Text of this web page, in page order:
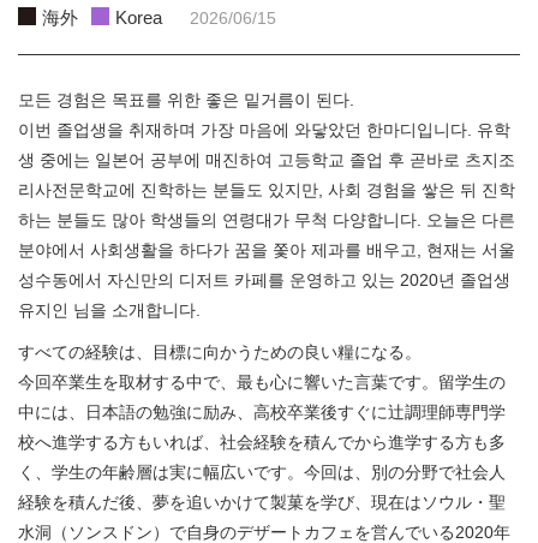
海外 Korea 2026/06/15
모든 경험은 목표를 위한 좋은 밑거름이 된다.
이번 졸업생을 취재하며 가장 마음에 와닿았던 한마디입니다. 유학
생 중에는 일본어 공부에 매진하여 고등학교 졸업 후 곧바로 츠지조
리사전문학교에 진학하는 분들도 있지만, 사회 경험을 쌓은 뒤 진학
하는 분들도 많아 학생들의 연령대가 무척 다양합니다. 오늘은 다른
분야에서 사회생활을 하다가 꿈을 쫓아 제과를 배우고, 현재는 서울
성수동에서 자신만의 디저트 카페를 운영하고 있는 2020년 졸업생
유지인 님을 소개합니다.
すべての経験は、目標に向かうための良い糧になる。
今回卒業生を取材する中で、最も心に響いた言葉です。留学生の
中には、日本語の勉強に励み、高校卒業後すぐに辻調理師専門学
校へ進学する方もいれば、社会経験を積んでから進学する方も多
く、学生の年齢層は実に幅広いです。今回は、別の分野で社会人
経験を積んだ後、夢を追いかけて製菓を学び、現在はソウル・聖
水洞（ソンスドン）で自身のデザートカフェを営んでいる2020年